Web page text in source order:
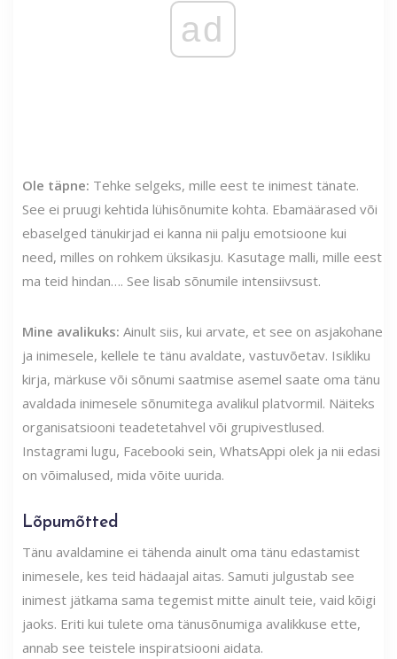
ad
Ole täpne: Tehke selgeks, mille eest te inimest tänate.
See ei pruugi kehtida lühisõnumite kohta. Ebamäärased või
ebaselged tänukirjad ei kanna nii palju emotsioone kui
need, milles on rohkem üksikasju. Kasutage malli, mille eest
ma teid hindan…. See lisab sõnumile intensiivsust.
Mine avalikuks: Ainult siis, kui arvate, et see on asjakohane
ja inimesele, kellele te tänu avaldate, vastuvõetav. Isikliku
kirja, märkuse või sõnumi saatmise asemel saate oma tänu
avaldada inimesele sõnumitega avalikul platvormil. Näiteks
organisatsiooni teadetetahvel või grupivestlused.
Instagrami lugu, Facebooki sein, WhatsAppi olek ja nii edasi
on võimalused, mida võite uurida.
Lõpumõtted
Tänu avaldamine ei tähenda ainult oma tänu edastamist
inimesele, kes teid hädaajal aitas. Samuti julgustab see
inimest jätkama sama tegemist mitte ainult teie, vaid kõigi
jaoks. Eriti kui tulete oma tänusõnumiga avalikkuse ette,
annab see teistele inspiratsiooni aidata.